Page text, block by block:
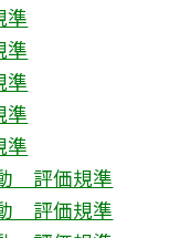
評価規準
評価規準